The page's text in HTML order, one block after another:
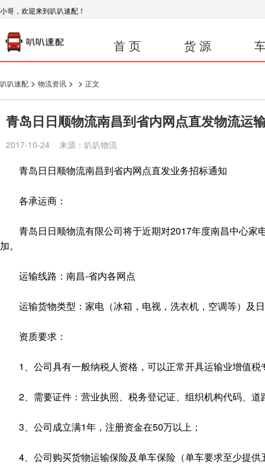
小哥，欢迎来到叭叭速配！
首 页 货 源
叭叭速配 > 物流资讯 > > 正文
青岛日日顺物流南昌到省内网点直发物流运
2017-10-24 来源：叭叭物流
青岛日日顺物流南昌到省内网点直发业务招标通知
各承运商：
青岛日日顺物流有限公司将于近期对2017年度南昌中心家
加。
运输线路：南昌-省内各网点
运输货物类型：家电（冰箱，电视，洗衣机，空调等）及
资质要求：
1、公司具有一般纳税人资格，可以正常开具运输业增值税
2、需要证件：营业执照、税务登记证、组织机构代码、道
3、公司成立满1年，注册资金在50万以上；
4、公司购买货物运输保险及单车保险（单车要求至少提供